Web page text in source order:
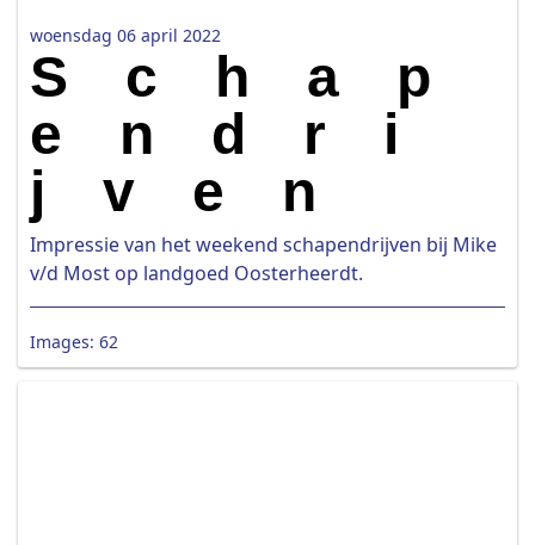
woensdag 06 april 2022
Schap
endri
jven
Impressie van het weekend schapendrijven bij Mike
v/d Most op landgoed Oosterheerdt.
Images: 62